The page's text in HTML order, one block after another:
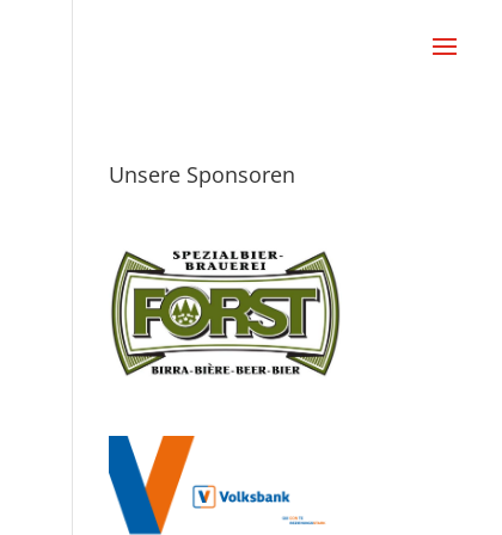
Unsere Sponsoren